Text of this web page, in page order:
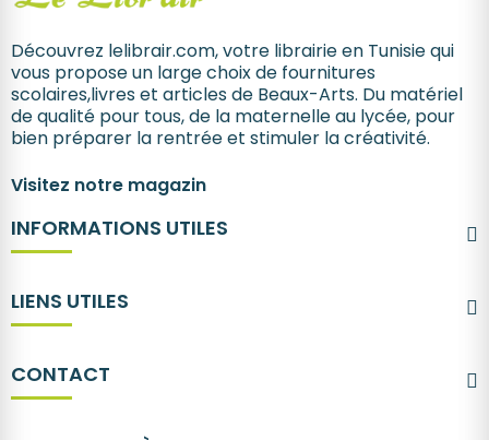
Découvrez lelibrair.com, votre librairie en Tunisie qui
vous propose un large choix de fournitures
scolaires,livres et articles de Beaux-Arts. Du matériel
de qualité pour tous, de la maternelle au lycée, pour
bien préparer la rentrée et stimuler la créativité.
Visitez notre magazin
INFORMATIONS UTILES
LIENS UTILES
CONTACT